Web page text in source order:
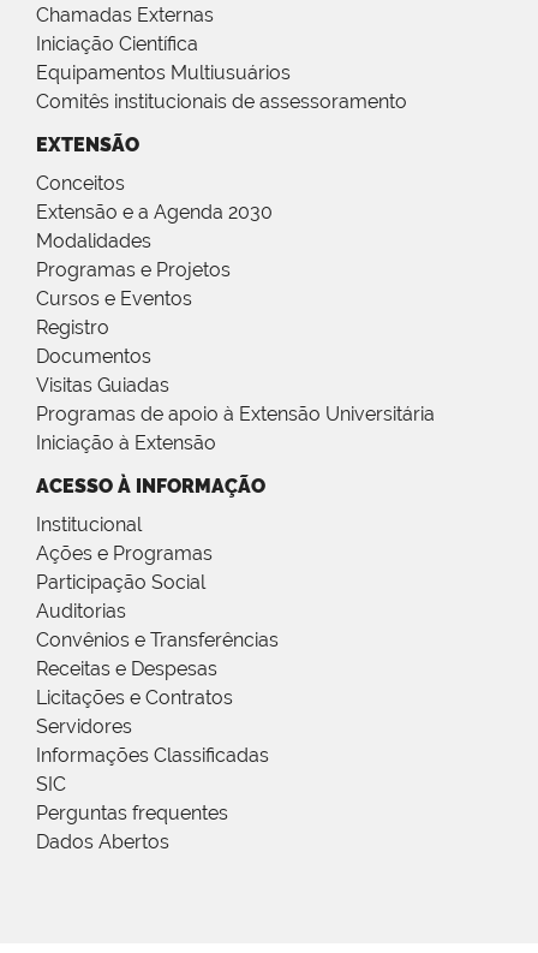
Chamadas Externas
Iniciação Científica
Equipamentos Multiusuários
Comitês institucionais de assessoramento
EXTENSÃO
Conceitos
Extensão e a Agenda 2030
Modalidades
Programas e Projetos
Cursos e Eventos
Registro
Documentos
Visitas Guiadas
Programas de apoio à Extensão Universitária
Iniciação à Extensão
ACESSO À INFORMAÇÃO
Institucional
Ações e Programas
Participação Social
Auditorias
Convênios e Transferências
Receitas e Despesas
Licitações e Contratos
Servidores
Informações Classificadas
SIC
Perguntas frequentes
Dados Abertos